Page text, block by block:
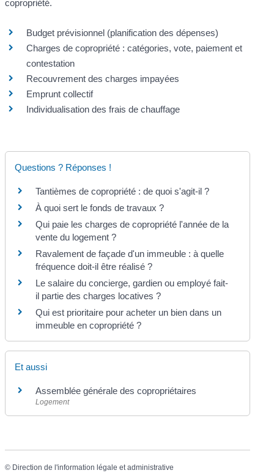
copropriété.
Budget prévisionnel (planification des dépenses)
Charges de copropriété : catégories, vote, paiement et
contestation
Recouvrement des charges impayées
Emprunt collectif
Individualisation des frais de chauffage
Questions ? Réponses !
Tantièmes de copropriété : de quoi s'agit-il ?
À quoi sert le fonds de travaux ?
Qui paie les charges de copropriété l'année de la
vente du logement ?
Ravalement de façade d'un immeuble : à quelle
fréquence doit-il être réalisé ?
Le salaire du concierge, gardien ou employé fait-
il partie des charges locatives ?
Qui est prioritaire pour acheter un bien dans un
immeuble en copropriété ?
Et aussi
Assemblée générale des copropriétaires
Logement
© Direction de l'information légale et administrative